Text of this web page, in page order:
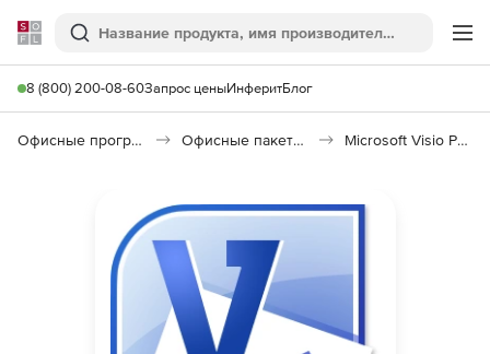
Softline
Поиск
8 (800) 200-08-60Запрос ценыИнферитБлог
Офисные программы Офисные пакеты Microsoft Office Microsoft Visio Professional (Open Value)